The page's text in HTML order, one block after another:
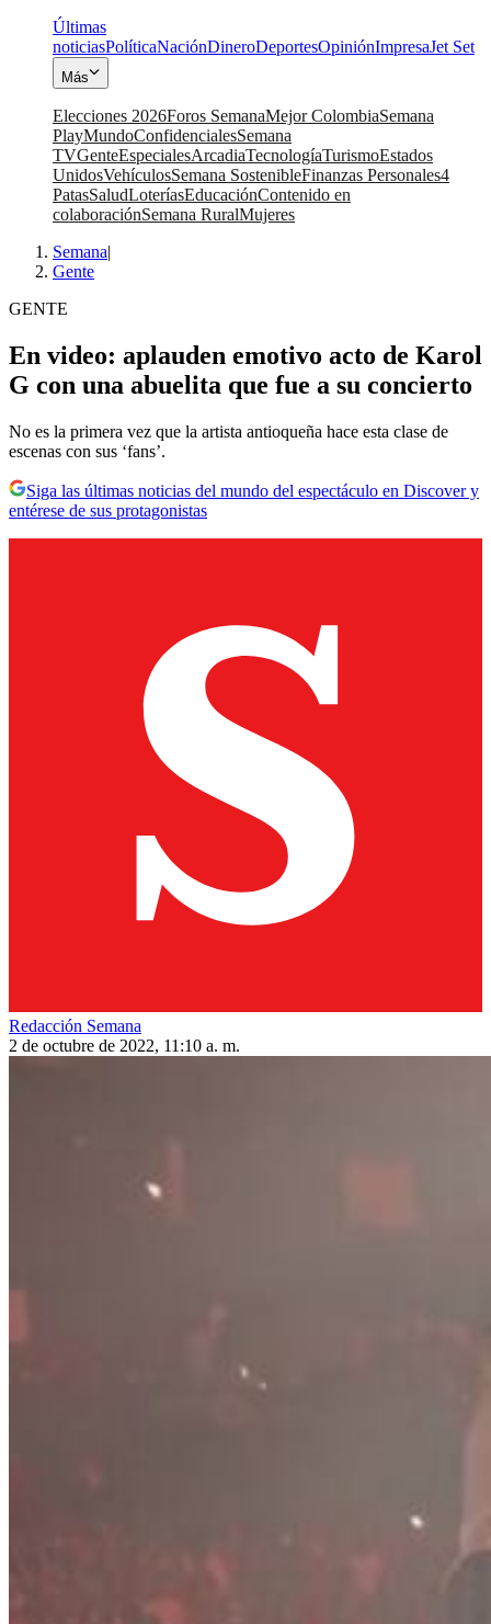
Últimas
noticiasPolíticaNaciónDineroDeportesOpiniónImpresaJet Set
Más
Elecciones 2026Foros SemanaMejor ColombiaSemana
PlayMundoConfidencialesSemana
TVGenteEspecialesArcadiaTecnologíaTurismoEstados
UnidosVehículosSemana SostenibleFinanzas Personales4
PatasSaludLoteríasEducaciónContenido en
colaboraciónSemana RuralMujeres
Semana|
Gente
GENTE
En video: aplauden emotivo acto de Karol
G con una abuelita que fue a su concierto
No es la primera vez que la artista antioqueña hace esta clase de
escenas con sus ‘fans’.
Siga las últimas noticias del mundo del espectáculo en Discover y
entérese de sus protagonistas
Redacción Semana
2 de octubre de 2022, 11:10 a. m.